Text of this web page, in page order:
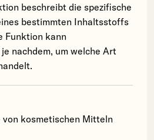
beschreibt die spezifische
bestimmten Inhaltsstoffs
Funktion kann
nachdem, um welche Art
kosmetischen Mitteln